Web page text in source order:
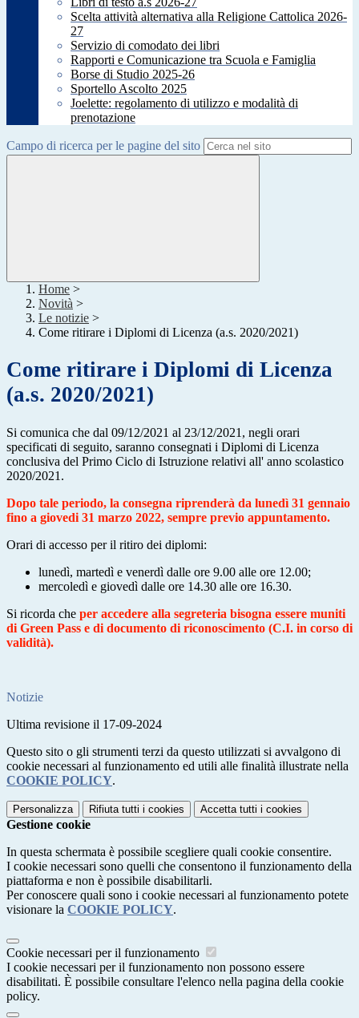
Scelta attività alternativa alla Religione Cattolica 2026-
27
Servizio di comodato dei libri
Rapporti e Comunicazione tra Scuola e Famiglia
Borse di Studio 2025-26
Sportello Ascolto 2025
Joelette: regolamento di utilizzo e modalità di
prenotazione
Campo di ricerca per le pagine del sito
Home >
Novità >
Le notizie >
Come ritirare i Diplomi di Licenza (a.s. 2020/2021)
Come ritirare i Diplomi di Licenza
(a.s. 2020/2021)
Si comunica che dal 09/12/2021 al 23/12/2021, negli orari
specificati di seguito, saranno consegnati i Diplomi di Licenza
conclusiva del Primo Ciclo di Istruzione relativi all' anno scolastico
2020/2021.
Dopo tale periodo, la consegna riprenderà da lunedì 31 gennaio
fino a giovedi 31 marzo 2022, sempre previo appuntamento.
Orari di accesso per il ritiro dei diplomi:
lunedì, martedì e venerdì dalle ore 9.00 alle ore 12.00;
mercoledì e giovedì dalle ore 14.30 alle ore 16.30.
Si ricorda che per accedere alla segreteria bisogna essere muniti
di Green Pass e di documento di riconoscimento (C.I. in corso di
validità).
Notizie
Ultima revisione il 17-09-2024
Questo sito o gli strumenti terzi da questo utilizzati si avvalgono di
cookie necessari al funzionamento ed utili alle finalità illustrate nella
COOKIE POLICY.
Personalizza Rifiuta tutti i cookies Accetta tutti i cookies
Gestione cookie
In questa schermata è possibile scegliere quali cookie consentire.
I cookie necessari sono quelli che consentono il funzionamento della
piattaforma e non è possibile disabilitarli.
Per conoscere quali sono i cookie necessari al funzionamento potete
visionare la COOKIE POLICY.
Cookie necessari per il funzionamento
I cookie necessari per il funzionamento non possono essere
disabilitati. È possibile consultare l'elenco nella pagina della cookie
policy.